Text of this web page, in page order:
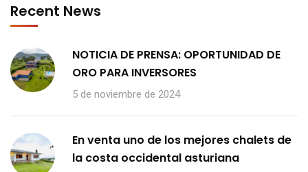
Recent News
NOTICIA DE PRENSA: OPORTUNIDAD DE
ORO PARA INVERSORES
5 de noviembre de 2024
En venta uno de los mejores chalets de
la costa occidental asturiana